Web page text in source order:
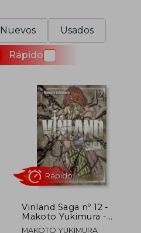
Nuevos Usados
Rápido
Vinland Saga nº 12 -
Makoto Yukimura -
Libro Físico
MAKOTO YUKIMURA